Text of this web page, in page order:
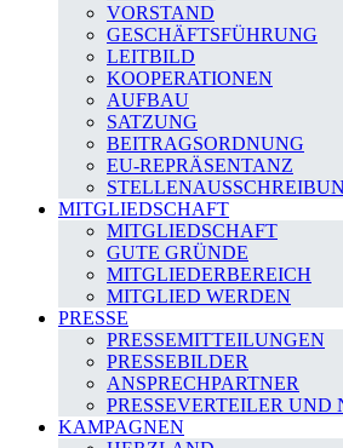
VORSTAND
GESCHÄFTSFÜHRUNG
LEITBILD
KOOPERATIONEN
AUFBAU
SATZUNG
BEITRAGSORDNUNG
EU-REPRÄSENTANZ
MITGLIEDSCHAFT
MITGLIEDSCHAFT
GUTE GRÜNDE
MITGLIEDERBEREICH
MITGLIED WERDEN
PRESSE
PRESSEMITTEILUNGEN
PRESSEBILDER
ANSPRECHPARTNER
PRESSEVERTEILER UND
KAMPAGNEN